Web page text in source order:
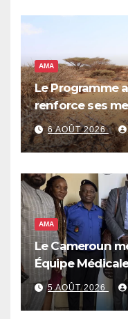
AMA
Le Programme
renforce ses
de réponse
qui pourrait
millions de
alimentaire
6 AOÛT 2026
AMA
Le Cameroun
Équipe
5 AOÛT 2026